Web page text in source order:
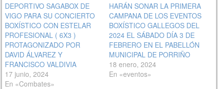
DEPORTIVO SAGABOX DE
VIGO PARA SU CONCIERTO
BOXÍSTICO CON ESTELAR
PROFESIONAL ( 6X3 )
PROTAGONIZADO POR
DAVID ÁLVAREZ Y
FRANCISCO VALDIVIA
17 junio, 2024
En «Combates»
HARÁN SONAR LA PRIMERA
CAMPANA DE LOS EVENTOS
BOXÍSTICO GALLEGOS DEL
2024 EL SÁBADO DÍA 3 DE
FEBRERO EN EL PABELLÓN
MUNICIPAL DE PORRIÑO
18 enero, 2024
En «eventos»